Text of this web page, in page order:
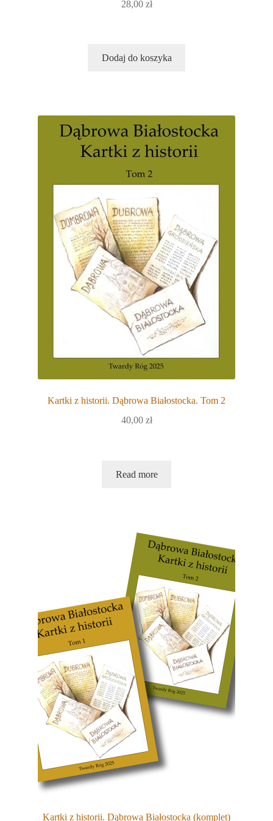
28,00 zł
Dodaj do koszyka
Kartki z historii. Dąbrowa Białostocka. Tom 2
40,00 zł
Read more
Kartki z historii. Dąbrowa Białostocka (komplet)